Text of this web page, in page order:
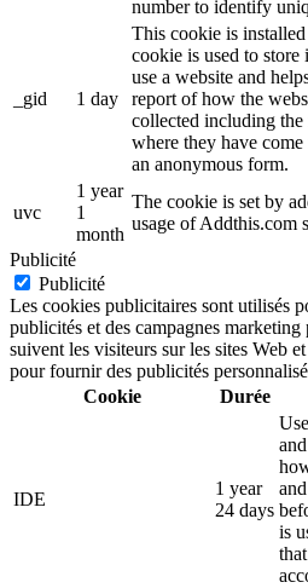
number to identify
_gid 1 day
This cookie is
cookie is used to
use a website and
report of how the
collected including
where they have
an anonymous form.
uvc
1 year
1
month
The cookie is set by
usage of Addthis.com
Publicité
Publicité
Les cookies publicitaires sont utilisés
publicités et des campagnes marketing
suivent les visiteurs sur les sites Web
pour fournir des publicités
Cookie
Durée
IDE
1 year
24 days
is